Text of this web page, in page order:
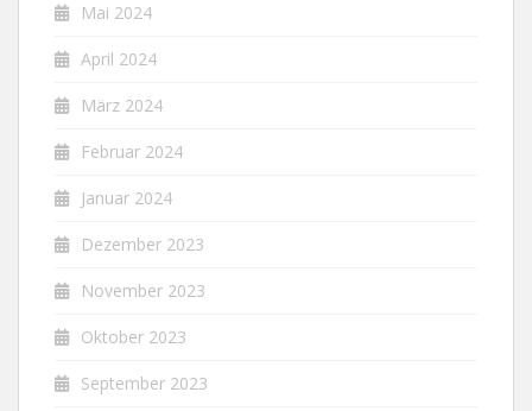
Mai 2024
April 2024
März 2024
Februar 2024
Januar 2024
Dezember 2023
November 2023
Oktober 2023
September 2023